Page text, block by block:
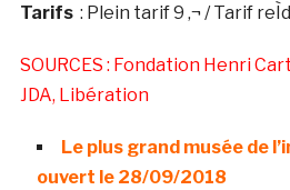
Tarifs: Plein tarif 9 ‚¬ / Tarif
SOURCES : Fondation Henri
JDA, Libération
Le plus grand musée de
ouvert le 28/09/2018